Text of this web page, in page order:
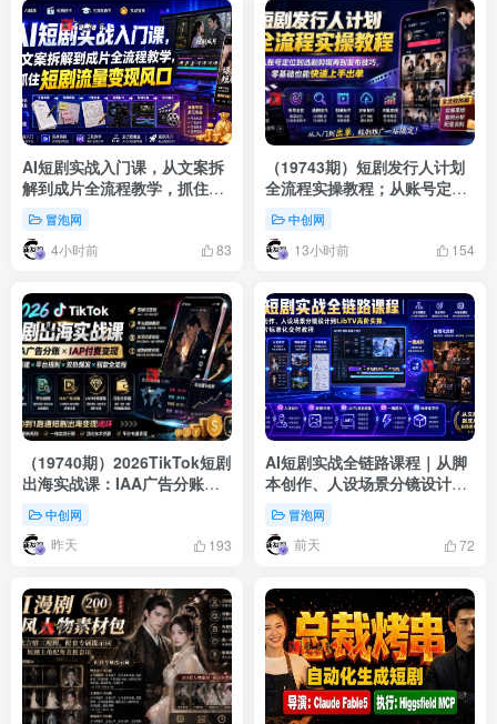
AI短剧实战入门课，从文案拆
解到成片全流程教学，抓住短
剧流量变现风口
冒泡网
4小时前 83
（19743期）短剧发行人计划
全流程实操教程；从账号定位
到选剧剪辑再到发布技巧，零
基础也能快速上手出单
中创网
13小时前 154
（19740期）2026TikTok短剧
出海实战课：IAA广告分账
×IAP付费变现×账号搭建×平台
规则×双轨爆发×回款全流程
中创网
昨天 193
AI短剧实战全链路课程｜从脚
本创作、人设场景分镜设计到
准化交付教程
冒泡网
前天 72